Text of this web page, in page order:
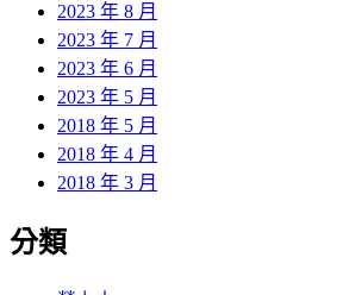
2023 年 8 月
2023 年 7 月
2023 年 6 月
2023 年 5 月
2018 年 5 月
2018 年 4 月
2018 年 3 月
分類